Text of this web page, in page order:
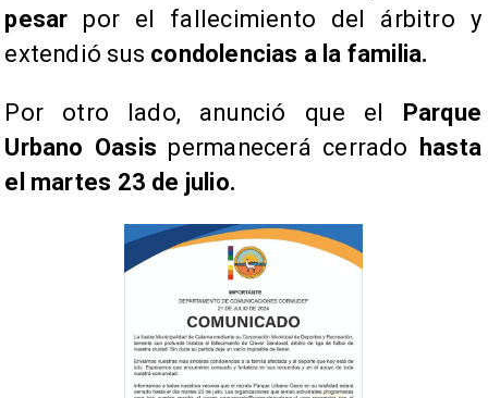
pesar por el fallecimiento del árbitro y
extendió sus condolencias a la familia.
Por otro lado, anunció que el
Parque
Urbano Oasis permanecerá cerrado
hasta
el martes 23 de julio.